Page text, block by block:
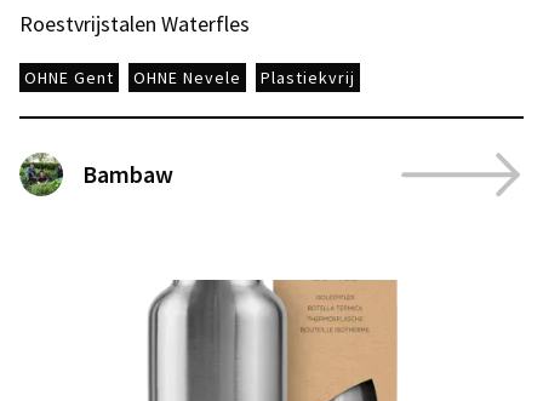
Roestvrijstalen Waterfles
OHNE Gent OHNE Nevele Plastiekvrij
Bambaw